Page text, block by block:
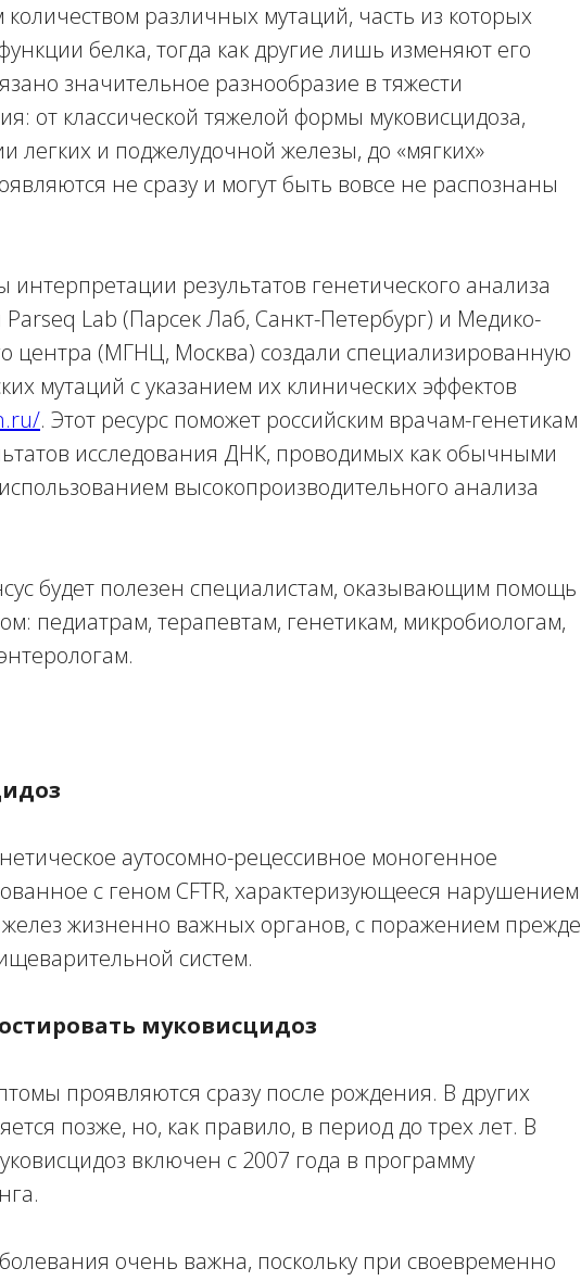
различных мутаций, часть из которых
белка, тогда как другие лишь изменяют его
значительное разнообразие в тяжести
от классической тяжелой формы муковисцидоза,
легких и поджелудочной железы, до «мягких»
не сразу и могут быть вовсе не распознаны
результатов генетического анализа
Lab (Парсек Лаб, Санкт-Петербург) и Медико-
центра (МГНЦ, Москва) создали специализированную
мутаций с указанием их клинических эффектов
. Этот ресурс поможет российским врачам-генетикам
исследования ДНК, проводимых как обычными
высокопроизводительного анализа
будет полезен специалистам, оказывающим помощь
педиатрам, терапевтам, генетикам, микробиологам,
аутосомно-рецессивное моногенное
с геном CFTR, характеризующееся нарушением
жизненно важных органов, с поражением прежде
систем.
муковисцидоз
проявляются сразу после рождения. В других
позже, но, как правило, в период до трех лет. В
включен с 2007 года в программу
очень важна, поскольку при своевременно